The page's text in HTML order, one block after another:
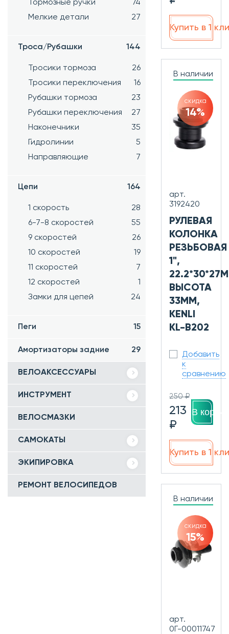
Тормозные ручки
74
Мелкие детали
27
Троса/Рубашки 144
Тросики тормоза
26
Тросики переключения
16
Рубашки тормоза
23
Рубашки переключения
27
Наконечники
35
Гидролинии
5
Направляющие
7
Цепи 164
1 скорость
28
6-7-8 скоростей
55
9 скоростей
26
10 скоростей
19
11 скоростей
7
12 скоростей
1
Замки для цепей
24
Пеги 15
Амортизаторы задние 29
ВЕЛОАКСЕССУАРЫ
ИНСТРУМЕНТ
ВЕЛОСМАЗКИ
САМОКАТЫ
ЭКИПИРОВКА
РЕМОНТ ВЕЛОСИПЕДОВ
Купить в 1
В наличии
скидка
14%
арт.
3192420
РУЛЕВАЯ
КОЛОНКА
РЕЗЬБОВАЯ
1",
ВЫСОТА
33ММ,
KENLI
KL-B202
Добавить
к
сравнению
250 ₽
213
₽
В
Купить в 1
В наличии
скидка
15%
арт.
0Г-00011747